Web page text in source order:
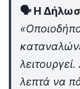
🗣️ Η
λεπτά να